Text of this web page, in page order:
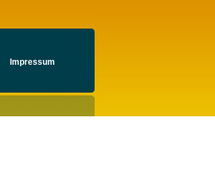
Impressum